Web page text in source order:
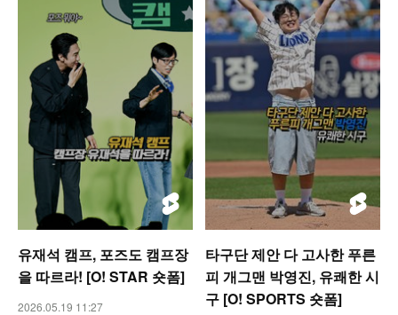
유재석 캠프, 포즈도 캠프장
을 따르라! [O! STAR 숏폼]
2026.05.19 11:27
타구단 제안 다 고사한 푸른
피 개그맨 박영진, 유쾌한 시
구 [O! SPORTS 숏폼]